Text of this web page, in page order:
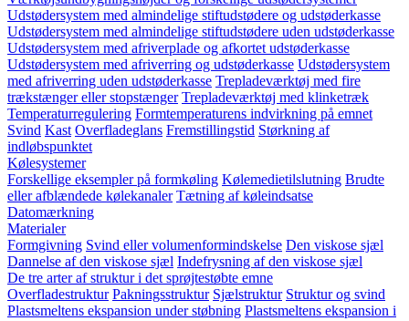
Udstødersystem med almindelige stiftudstødere og udstøderkasse
Udstødersystem med almindelige stiftudstødere uden udstøderkasse
Udstødersystem med afriverplade og afkortet udstøderkasse
Udstødersystem med afriverring og udstøderkasse Udstødersystem
med afriverring uden udstøderkasse Trepladeværktøj med fire
trækstænger eller stopstænger Trepladeværktøj med klinketræk
Temperaturregulering Formtemperaturens indvirkning på emnet
Svind Kast Overfladeglans Fremstillingstid Størkning af
indløbspunktet
Kølesystemer
Forskellige eksempler på formkøling Kølemedietilslutning Brudte
eller afblændede kølekanaler Tætning af køleindsatse
Datomærkning
Materialer
Formgivning Svind eller volumenformindskelse Den viskose sjæl
Dannelse af den viskose sjæl Indefrysning af den viskose sjæl
De tre arter af struktur i det sprøjtestøbte emne
Overfladestruktur Pakningsstruktur Sjælstruktur Struktur og svind
Plastsmeltens ekspansion under støbning Plastsmeltens ekspansion i